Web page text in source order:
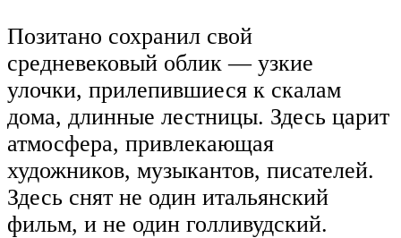
Позитано сохранил свой
средневековый облик — узкие
улочки, прилепившиеся к скалам
дома, длинные лестницы. Здесь царит
атмосфера, привлекающая
художников, музыкантов, писателей.
Здесь снят не один итальянский
фильм, и не один голливудский.